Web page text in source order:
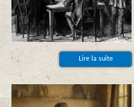
Lire la suite